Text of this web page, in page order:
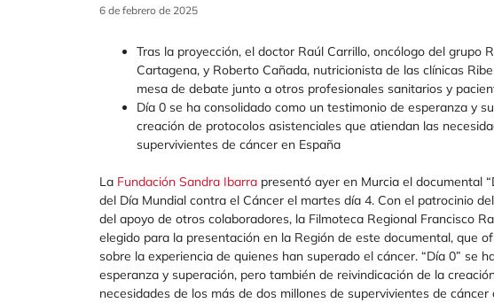
6 de febrero de 2025
Tras la proyección, el doctor Raúl Carrillo, oncólogo del grupo
Cartagena, y Roberto Cañada, nutricionista de las clínicas
mesa de debate junto a otros profesionales sanitarios y
Día 0 se ha consolidado como un testimonio de esperanza y
creación de protocolos asistenciales que atiendan las
supervivientes de cáncer en España
La Fundación Sandra Ibarra presentó ayer en Murcia el documental
del Día Mundial contra el Cáncer el martes día 4. Con el patrocinio
del apoyo de otros colaboradores, la Filmoteca Regional Francisco
elegido para la presentación en la Región de este documental, que
sobre la experiencia de quienes han superado el cáncer. “Día 0” se
esperanza y superación, pero también de reivindicación de la
necesidades de los más de dos millones de supervivientes de cáncer